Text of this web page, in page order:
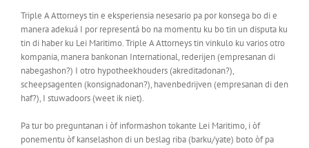
Triple A Attorneys tin e eksperiensia nesesario pa por konsega bo di e
manera adekuá I por representá bo na momentu ku bo tin un disputa ku
tin di haber ku Lei Maritimo. Triple A Attorneys tin vinkulo ku varios otro
kompania, manera bankonan International, rederijen (empresanan di
nabegashon?) I otro hypotheekhouders (akreditadonan?),
scheepsagenten (konsignadonan?), havenbedrijven (empresanan di den
haf?), I stuwadoors (weet ik niet).
Pa tur bo preguntanan i òf informashon tokante Lei Maritimo, i òf
ponementu òf kanselashon di un beslag riba (barku/yate) boto òf pa